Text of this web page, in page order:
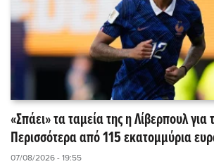
«Σπάει» τα ταμεία της η Λίβερπουλ
Περισσότερα από 115 εκατομμύρια
07/08/2026 - 19:55